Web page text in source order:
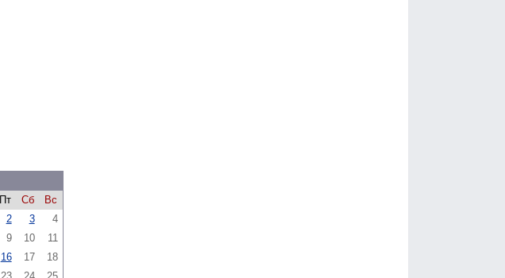
Пт Сб
Вс
2 3
4
9 10
11
16 17
18